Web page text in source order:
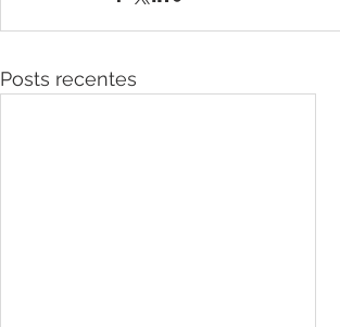
Posts recentes